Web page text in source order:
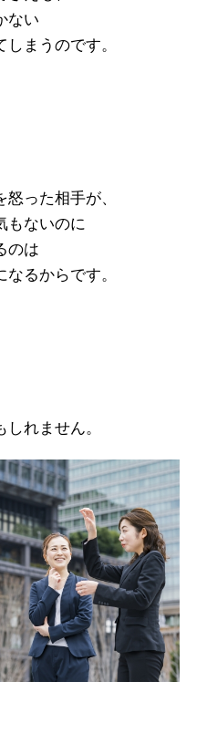
ない
まうのです。
った相手が、
もないのに
のは
るからです。
れません。